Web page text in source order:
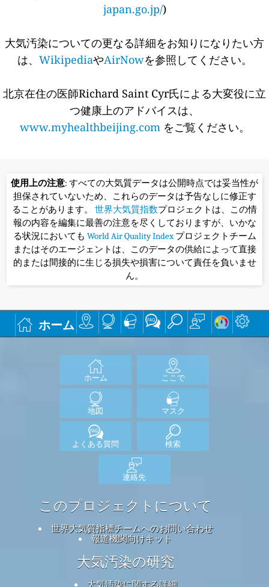
japan.go.jp/)
大気汚染についての更なる詳細をお知りになりたい方
は、 WikipediaやAirNowを参照してください。
北京在住の医師Richard Saint Cyr氏による大変役に立
つ健康上のアドバイスは、
www.myhealthbeijing.com をご覧ください。
使用上の注意: すべての大気質データは公開時点では妥当性が
担保されていないため、これらのデータは予告なしに修正す
ることがあります。 世界大気質指数プロジェクトは、この情
報の内容を編集に最善の注意を尽くしておりますが、いかな
る状況においても World Air Quality Indexプロジェクトチーム
またはそのエージェントは、このデータの供給によって直接
的または間接的に生じる損失や損害について責任を負いませ
ん。
ホーム
ホーム ここで
地図 マスク
よくある質問 検索
連絡先
このプロジェクトについて
世界大気質指標チームへのお問い合わせ
報道機関向けキット
大気汚染の研究
大気汚染に関する詳細